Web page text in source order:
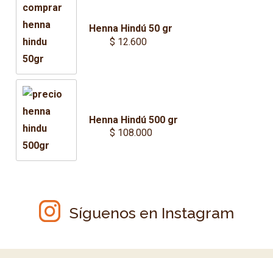
Henna Hindú 50 gr
$ 12.600
Henna Hindú 500 gr
$ 108.000
Síguenos en Instagram